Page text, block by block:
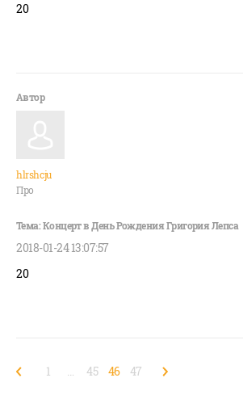
20
hlrshcju
Про
2018-01-24 13:07:57
20
1 … 45 46 47